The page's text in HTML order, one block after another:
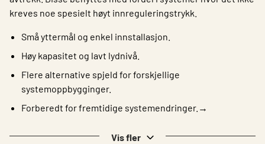
kreves noe spesielt høyt innreguleringstrykk.
Små yttermål og enkel innstallasjon.
Høy kapasitet og lavt lydnivå.
Flere alternative spjeld for forskjellige
systemoppbygginger.
Forberedt for fremtidige systemendringer.→
Vis fler